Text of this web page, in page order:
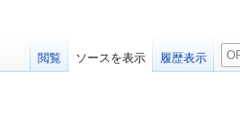
閲覧 ソースを表示 履歴表示
検
索